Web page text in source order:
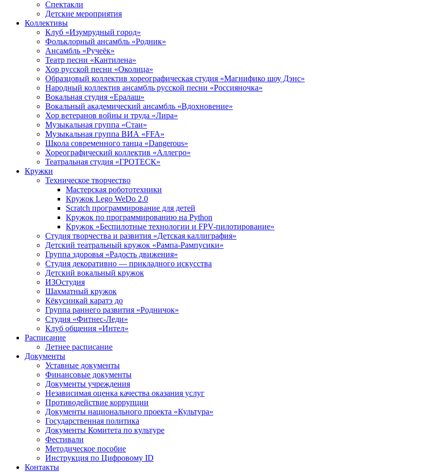
Спектакли
Детские мероприятия
Коллективы
Клуб «Изумрудный город»
Фольклорный ансамбль «Родник»
Ансамбль «Ручеёк»
Театр песни «Кантилена»
Хор русской песни «Околица»
Образцовый коллектив хореографическая студия «Магнифико шоу Дэнс»
Народный коллектив ансамбль русской песни «Россияночка»
Вокальная студия «Ералаш»
Вокальный академический ансамбль «Вдохновение»
Хор ветеранов войны и труда «Лира»
Музыкальная группа «Стаи»
Музыкальная группа ВИА «FFA»
Школа современного танца «Dangerous»
Хореографический коллектив «Аллегро»
Театральная студия «ГРОТЕСК»
Кружки
Техническое творчество
Мастерская робототехники
Кружок Lego WeDo 2.0
Scratch программирование для детей
Кружок по программированию на Python
Кружок «Беспилотные технологии и FPV-пилотирование»
Студия творчества и развития «Детская каллиграфия»
Детский театральный кружок «Рампа-Рампусики»
Группа здоровья «Радость движения»
Студия декоративно — прикладного искусства
Детский вокальный кружок
ИЗОстудия
Шахматный кружок
Кёкусинкай каратэ до
Группа раннего развития «Родничок»
Cтудия «Фитнес-Леди»
Клуб общения «Интел»
Расписание
Летнее расписание
Документы
Уставные документы
Финансовые документы
Документы учреждения
Независимая оценка качества оказания услуг
Противодействие коррупции
Документы национального проекта «Культура»
Государственная политика
Документы Комитета по культуре
Фестивали
Методическое пособие
Инструкция по Цифровому ID
Контакты